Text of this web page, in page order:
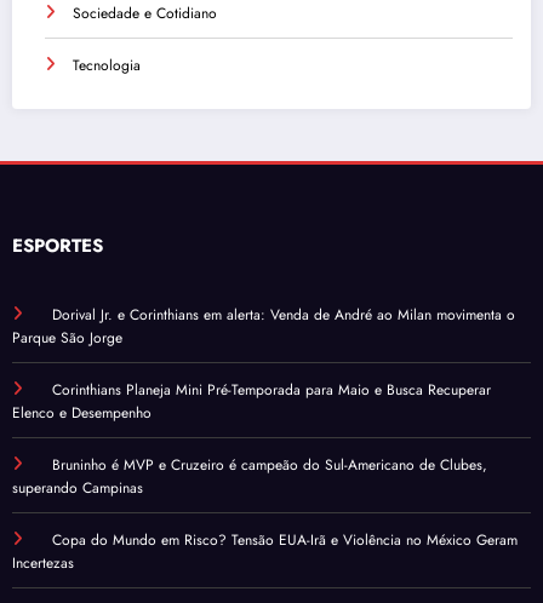
Sociedade e Cotidiano
Tecnologia
ESPORTES
Dorival Jr. e Corinthians em alerta: Venda de André ao Milan movimenta o
Parque São Jorge
Corinthians Planeja Mini Pré-Temporada para Maio e Busca Recuperar
Elenco e Desempenho
Bruninho é MVP e Cruzeiro é campeão do Sul-Americano de Clubes,
superando Campinas
Copa do Mundo em Risco? Tensão EUA-Irã e Violência no México Geram
Incertezas